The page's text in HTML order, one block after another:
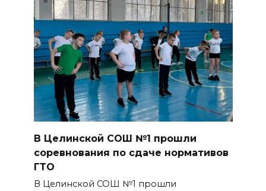
В Целинской СОШ №1 прошли
соревнования по сдаче нормативов
ГТО
В Целинской СОШ №1 прошли